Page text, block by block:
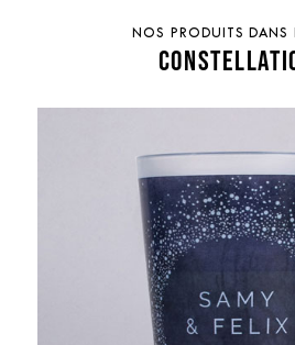
NOS PRODUITS DANS